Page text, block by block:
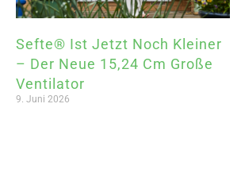
Sefte® Ist Jetzt Noch Kleiner
– Der Neue 15,24 Cm Große
Ventilator
9. Juni 2026